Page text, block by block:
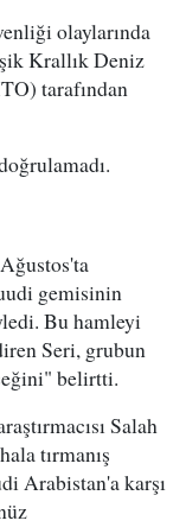
olaylarında
Krallık Deniz
tarafından
gemisinin
Bu hamleyi
Seri, grubun
belirtti.
Salah
tırmanış
Arabistan'a karşı